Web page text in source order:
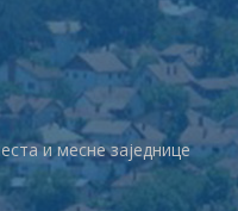
и месне заједнице